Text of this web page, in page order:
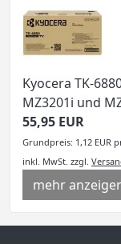
Kyocera TK-
MZ3201i und
55,95 EUR
Grundpreis: 1,12 EUR
inkl. MwSt. zzgl.
mehr